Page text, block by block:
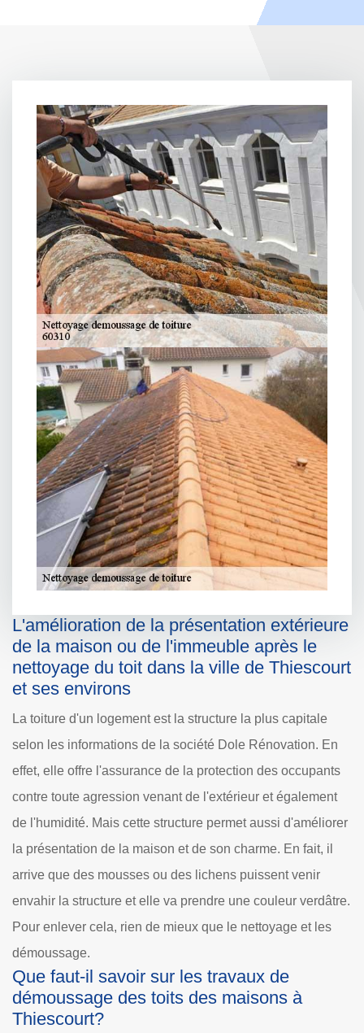
L'amélioration de la présentation extérieure
de la maison ou de l'immeuble après le
nettoyage du toit dans la ville de Thiescourt
et ses environs
La toiture d'un logement est la structure la plus capitale
selon les informations de la société Dole Rénovation. En
effet, elle offre l'assurance de la protection des occupants
contre toute agression venant de l'extérieur et également
de l'humidité. Mais cette structure permet aussi d'améliorer
la présentation de la maison et de son charme. En fait, il
arrive que des mousses ou des lichens puissent venir
envahir la structure et elle va prendre une couleur verdâtre.
Pour enlever cela, rien de mieux que le nettoyage et les
démoussage.
Que faut-il savoir sur les travaux de
démoussage des toits des maisons à
Thiescourt?